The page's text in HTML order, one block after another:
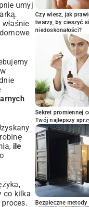
umyj
ile
co kilka
Czy wiesz, jak
twarzy, by cieszyć
niedoskonałości?
Sekret promiennej
Twój najlepszy
Bezpieczne